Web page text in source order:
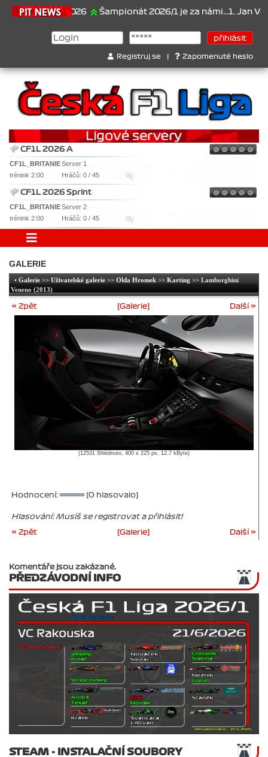
21.6.2026 Šampionát 2026/1 je za námi...1. Jan
Registruj se Zapomenuté heslo
CF1L 2026 A
CF1L_BRITANIEServer 1
trénink 2:00
Hráčů: 0 / 45
CF1L 2026 Sprint
CF1L_BRITANIEServer 2
trénink 2:00
Hráčů: 0 / 45
GALERIE
• Galerie >> Uživatelské galerie >> Olda Hromek >> Karting >> Lamborghini
Veneno (2013)
« Zpět [Galerie] Další »
(12531 Shlédnuto, 400 x 225 px, 12.7 kByte)
Hodnocení: (0 hlasovalo)
Hlasování: Musíš se registrovat a přihlásit!
« Zpět [Galerie] Další »
Komentáře jsou zakázané.
PŘEDZÁVODNÍ INFO
STEAM - INSTALAČNÍ SOUBORY